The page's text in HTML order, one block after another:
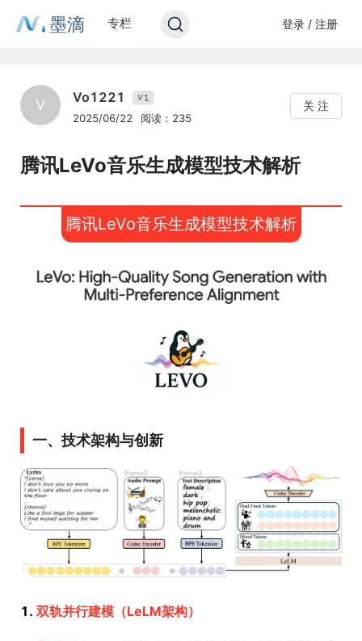
墨滴 专栏 登录 / 注册
V Vo1221 V1
2025/06/22 阅读：235
关 注
腾讯LeVo音乐生成模型技术解析
腾讯LeVo音乐生成模型技术解析
一、技术架构与创新
1. 双轨并行建模（LeLM架构）